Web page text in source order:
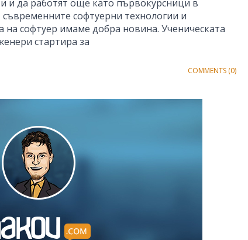
и да работят още като първокурсници в
софтуерни технологии и
на софтуер имаме добра новина. Ученическата
стартира за
COMMENTS (0)